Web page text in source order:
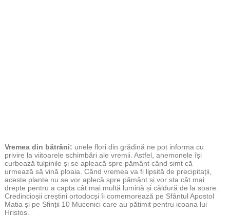
Vremea din bătrâni: unele flori din grădină ne pot informa cu
privire la viitoarele schimbări ale vremii. Astfel, anemonele își
curbează tulpinile și se apleacă spre pământ când simt că
urmează să vină ploaia. Când vremea va fi lipsită de precipitații,
aceste plante nu se vor aplecă spre pământ și vor sta cât mai
drepte pentru a capta cât mai multă lumină și căldură de la soare.
Credincioșii creștini ortodocși îi comemorează pe Sfântul Apostol
Matia și pe Sfinții 10 Mucenici care au pătimit pentru icoana lui
Hristos.